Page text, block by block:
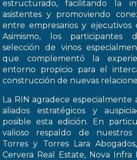
estructurado, facilitando la
asistentes y promoviendo
entre empresarios y ejecutivos
Asimismo, los participantes
selección de vinos
que complementó la
entorno propicio para el
construcción de nuevas
La RIN agradece especialmente
aliados estratégicos y
posible esta edición. En
valioso respaldo de nuestros
Torres y Torres Lara
Cervera Real Estate, Nova Infra